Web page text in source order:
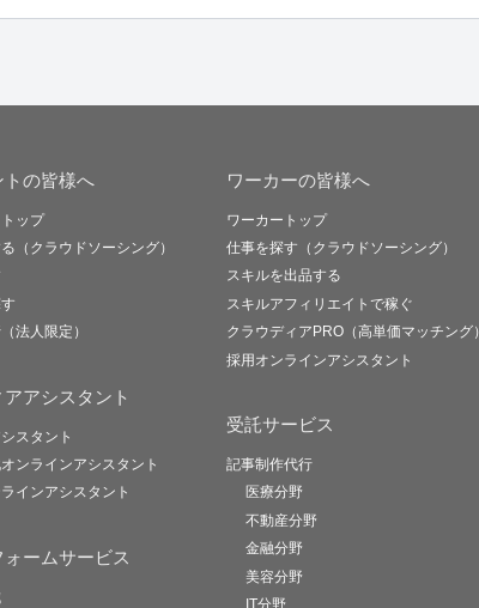
トの皆様へ
ップ
（クラウドソーシング）
法人限定）
アシスタント
スタント
ンラインアシスタント
インアシスタント
ームサービス
ワーカーの皆様へ
ワーカートップ
仕事を探す（クラウドソーシング）
スキルを出品する
スキルアフィリエイトで稼ぐ
クラウディアPRO（高単価マッチング）
採用オンラインアシスタント
受託サービス
記事制作代行
医療分野
不動産分野
金融分野
美容分野
IT分野